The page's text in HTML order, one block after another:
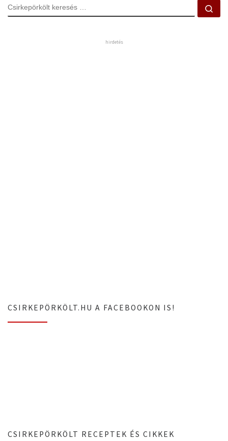
CSIRKEPÖRKÖLT KERESÉS
hirdetés
CSIRKEPÖRKÖLT.HU A FACEBOOKON IS!
CSIRKEPÖRKÖLT RECEPTEK ÉS CIKKEK